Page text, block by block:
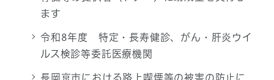
ます
令和8年度 特定・長寿健診、がん・肝炎ウイ
ルス検診等委託医療機関
長岡京市における路上喫煙等の被害の防止に